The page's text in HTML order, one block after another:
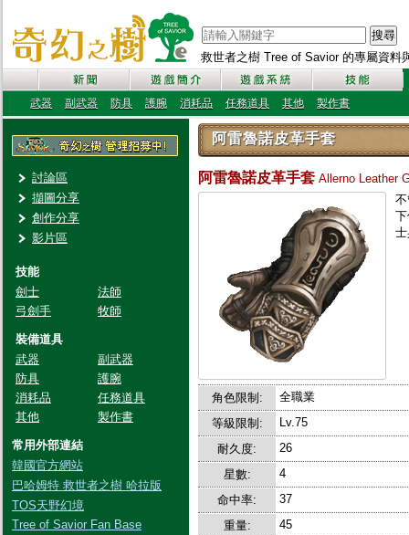
救世者之樹 Tree of Savior 的專屬資料
搜尋
武器 副武器 防具 護腕 消耗品 任務道具 其他 製作書
討論區
擷圖分享
創作分享
影片區
技能
劍士
法師
弓劍手
牧師
裝備道具
武器
副武器
防具
護腕
消耗品
任務道具
其他
製作書
常用外部連結
韓國官方網站
巴哈姆特 救世者之樹 哈拉版
TOS天野幻境
Tree of Savior Fan Base
阿雷魯諾皮革手套
阿雷魯諾皮革手套 Allerno Leather
角色限制:
全職業
等級限制:
Lv.75
耐久度:
26
星數:
4
命中率:
37
重量:
45